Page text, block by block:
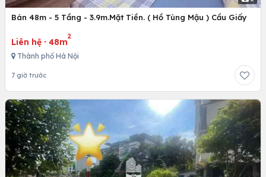
Bán 48m - 5 Tầng - 3.9m.Mặt Tiền. ( Hồ Tùng Mậu ) Cầu Giấy
Liên hệ · 48m
2
Thành phố Hà Nội
7 giờ trước